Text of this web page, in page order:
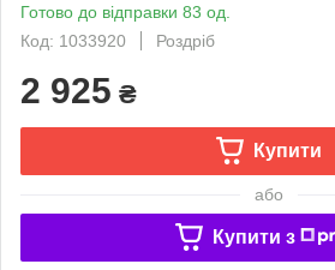
Готово до відправки 83 од.
Код: 1033920
Роздріб
2 925 ₴
Купити
або
Купити з